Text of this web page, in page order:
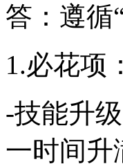
答：遵循
1.必花项：
-技能升
一时间升